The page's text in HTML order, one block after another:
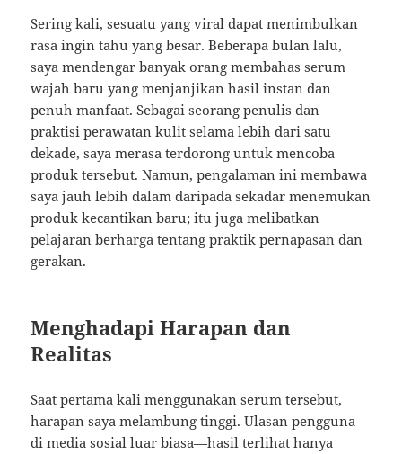
Sering kali, sesuatu yang viral dapat menimbulkan
rasa ingin tahu yang besar. Beberapa bulan lalu,
saya mendengar banyak orang membahas serum
wajah baru yang menjanjikan hasil instan dan
penuh manfaat. Sebagai seorang penulis dan
praktisi perawatan kulit selama lebih dari satu
dekade, saya merasa terdorong untuk mencoba
produk tersebut. Namun, pengalaman ini membawa
saya jauh lebih dalam daripada sekadar menemukan
produk kecantikan baru; itu juga melibatkan
pelajaran berharga tentang praktik pernapasan dan
gerakan.
Menghadapi Harapan dan
Realitas
Saat pertama kali menggunakan serum tersebut,
harapan saya melambung tinggi. Ulasan pengguna
di media sosial luar biasa—hasil terlihat hanya